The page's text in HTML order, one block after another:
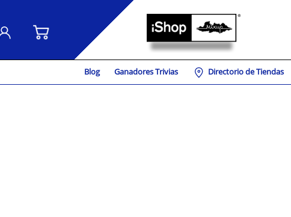
Blog Ganadores Trivias Directorio de Tiendas